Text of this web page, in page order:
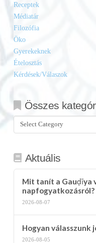
Receptek
Médiatár
Filozófia
Öko
Gyerekeknek
Ételosztás
Kérdések/Válaszok
Összes
Összes
kategória
Aktuális
Mit tanít a Gauḍīya
napfogyatkozásról?
2026-08-07
Hogyan válasszunk
2026-08-05